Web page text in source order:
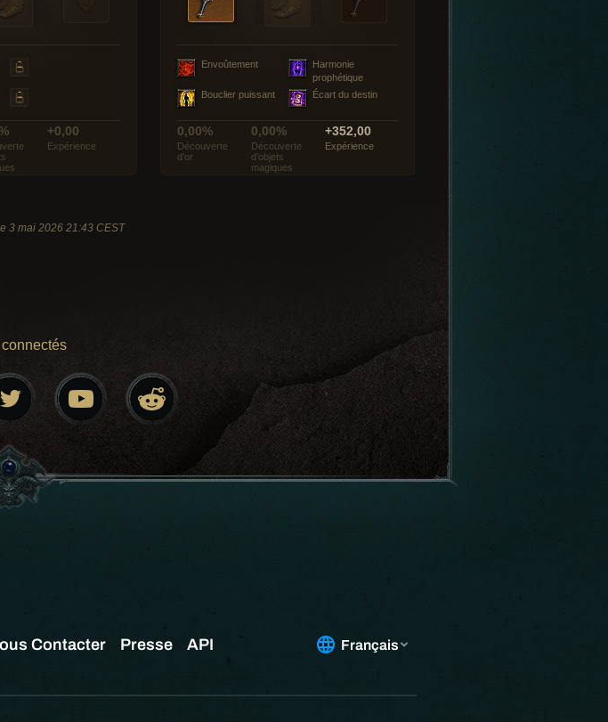
+0,00
Expérience
Envoûtement
Harmonie
prophétique
Bouclier puissant
Écart du destin
0,00%
Découverte
d’or
0,00%
Découverte
d’objets
magiques
+352,00
Expérience
3 mai 2026 21:43 CEST